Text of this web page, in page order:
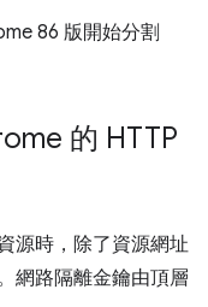
86 版開始分割
的 HTTP
源時，除了資源網址
網路隔離金鑰由頂層